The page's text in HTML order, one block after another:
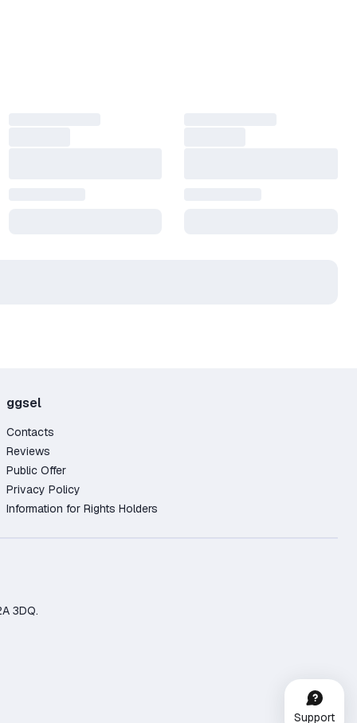
ggsel
Contacts
Reviews
Public Offer
Privacy Policy
Information for Rights Holders
3DQ.
Support